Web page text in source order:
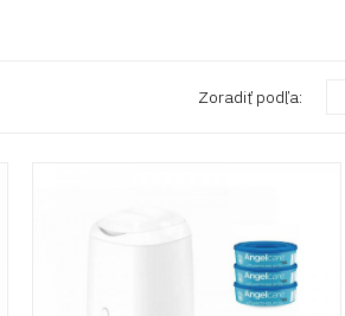
Zoradiť podľa: